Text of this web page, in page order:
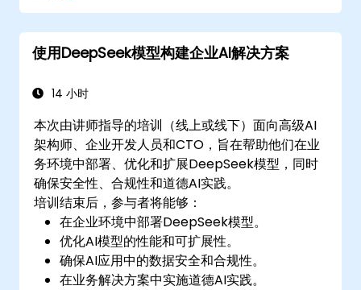
使用DeepSeek模型构建企业AI解决方案
14 小时
本次由讲师指导的培训（线上或线下）面向高级AI
架构师、企业开发人员和CTO，旨在帮助他们在业
务环境中部署、优化和扩展DeepSeek模型，同时
确保安全性、合规性和道德AI实践。
培训结束后，参与者将能够：
在企业环境中部署DeepSeek模型。
优化AI模型的性能和可扩展性。
确保AI应用中的数据安全和合规性。
在业务解决方案中实施道德AI实践。